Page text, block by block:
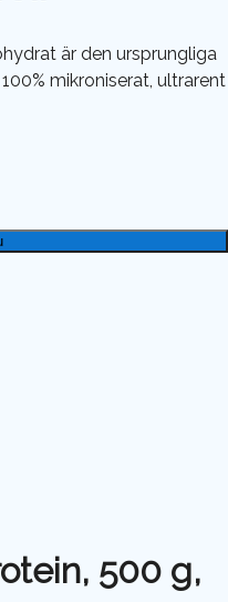
är den ursprungliga
mikroniserat, ultrarent
500 g,